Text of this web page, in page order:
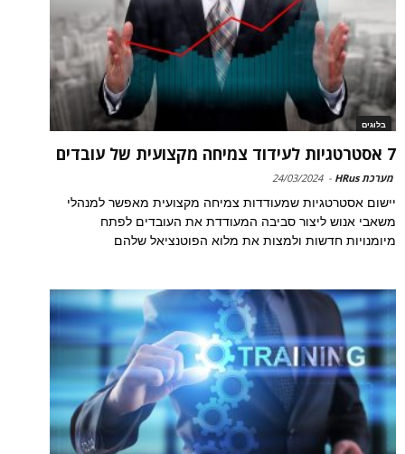
בלוגים
7 אסטרטגיות לעידוד צמיחה מקצועית של עובדים
מערכת HRus -
24/03/2024
יישום אסטרטגיות שמעודדות צמיחה מקצועית מאפשר למנהלי
משאבי אנוש ליצור סביבה המעודדת את העובדים לפתח
מיומנויות חדשות ולמצות את מלוא הפוטנציאל שלהם